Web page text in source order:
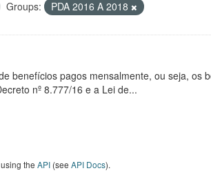
Groups: PDA 2016 A 2018
benefícios pagos mensalmente, ou seja, os
nº 8.777/16 e a Lei de...
the API (see API Docs).